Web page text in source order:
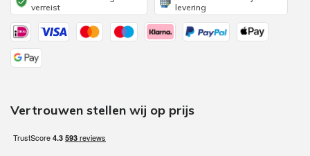
verreist
levering
Vertrouwen stellen wij op prijs